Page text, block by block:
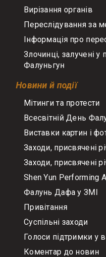
Вирізання органів
Переслідування за
Інформація про
Злочинці, залучені у
Фалуньгун
Новини й події
Мітинги та протести
Всесвітній День
Виставки картин і
Заходи, присвячені
Заходи, присвячені
Shen Yun Performing
Фалунь Дафа у ЗМІ
Привітання
Суспільні заходи
Голоси підтримки у
Коментар до новин